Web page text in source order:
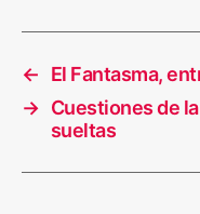
←
El Fantasma,
→ Cuestiones de
sueltas